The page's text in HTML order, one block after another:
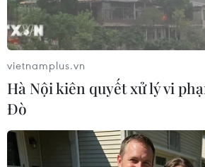
Hoàng Anh
vietnamplus.vn
Hà Nội kiên quyết xử lý vi
Đò